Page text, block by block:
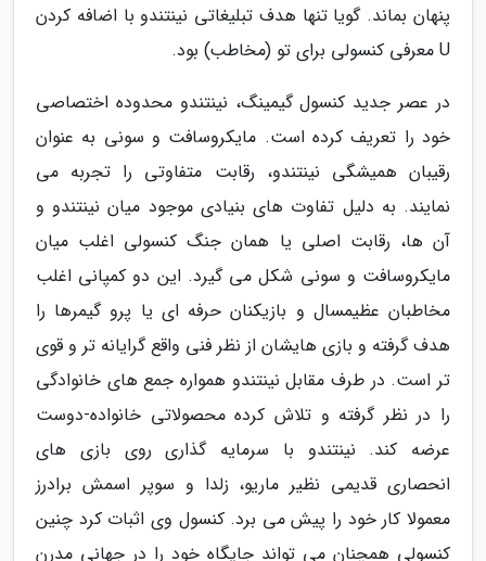
پنهان بماند. گویا تنها هدف تبلیغاتی نینتندو با اضافه کردن
U معرفی کنسولی برای تو (مخاطب) بود.
در عصر جدید کنسول گیمینگ، نینتندو محدوده اختصاصی
خود را تعریف کرده است. مایکروسافت و سونی به عنوان
رقیبان همیشگی نینتندو، رقابت متفاوتی را تجربه می
نمایند. به دلیل تفاوت های بنیادی موجود میان نینتندو و
آن ها، رقابت اصلی یا همان جنگ کنسولی اغلب میان
مایکروسافت و سونی شکل می گیرد. این دو کمپانی اغلب
مخاطبان عظیمسال و بازیکنان حرفه ای یا پرو گیمرها را
هدف گرفته و بازی هایشان از نظر فنی واقع گرایانه تر و قوی
تر است. در طرف مقابل نینتندو همواره جمع های خانوادگی
را در نظر گرفته و تلاش کرده محصولاتی خانواده-دوست
عرضه کند. نینتندو با سرمایه گذاری روی بازی های
انحصاری قدیمی نظیر ماریو، زلدا و سوپر اسمش برادرز
معمولا کار خود را پیش می برد. کنسول وی اثبات کرد چنین
کنسولی همچنان می تواند جایگاه خود را در جهانی مدرن